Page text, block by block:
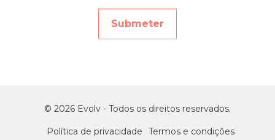
© 2026 Evolv - Todos os direitos reservados.
Política de privacidade Termos e condições